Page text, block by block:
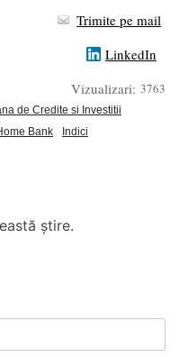
Trimite pe mail
LinkedIn
Vizualizari: 3763
de Credite si Investitii
Bank
Indici
știre.